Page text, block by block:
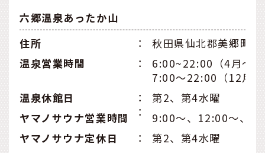
六郷温泉あったか山
住所
：
秋田県仙北郡美郷町
温泉営業時間
：
6:00~22:00（4月～
7:00～22:00（12月
温泉休館日
：
：
第2、第4水曜
ヤマノサウナ営業時間
9:00〜、12:00〜、
ヤマノサウナ定休日
：
第2、第4水曜